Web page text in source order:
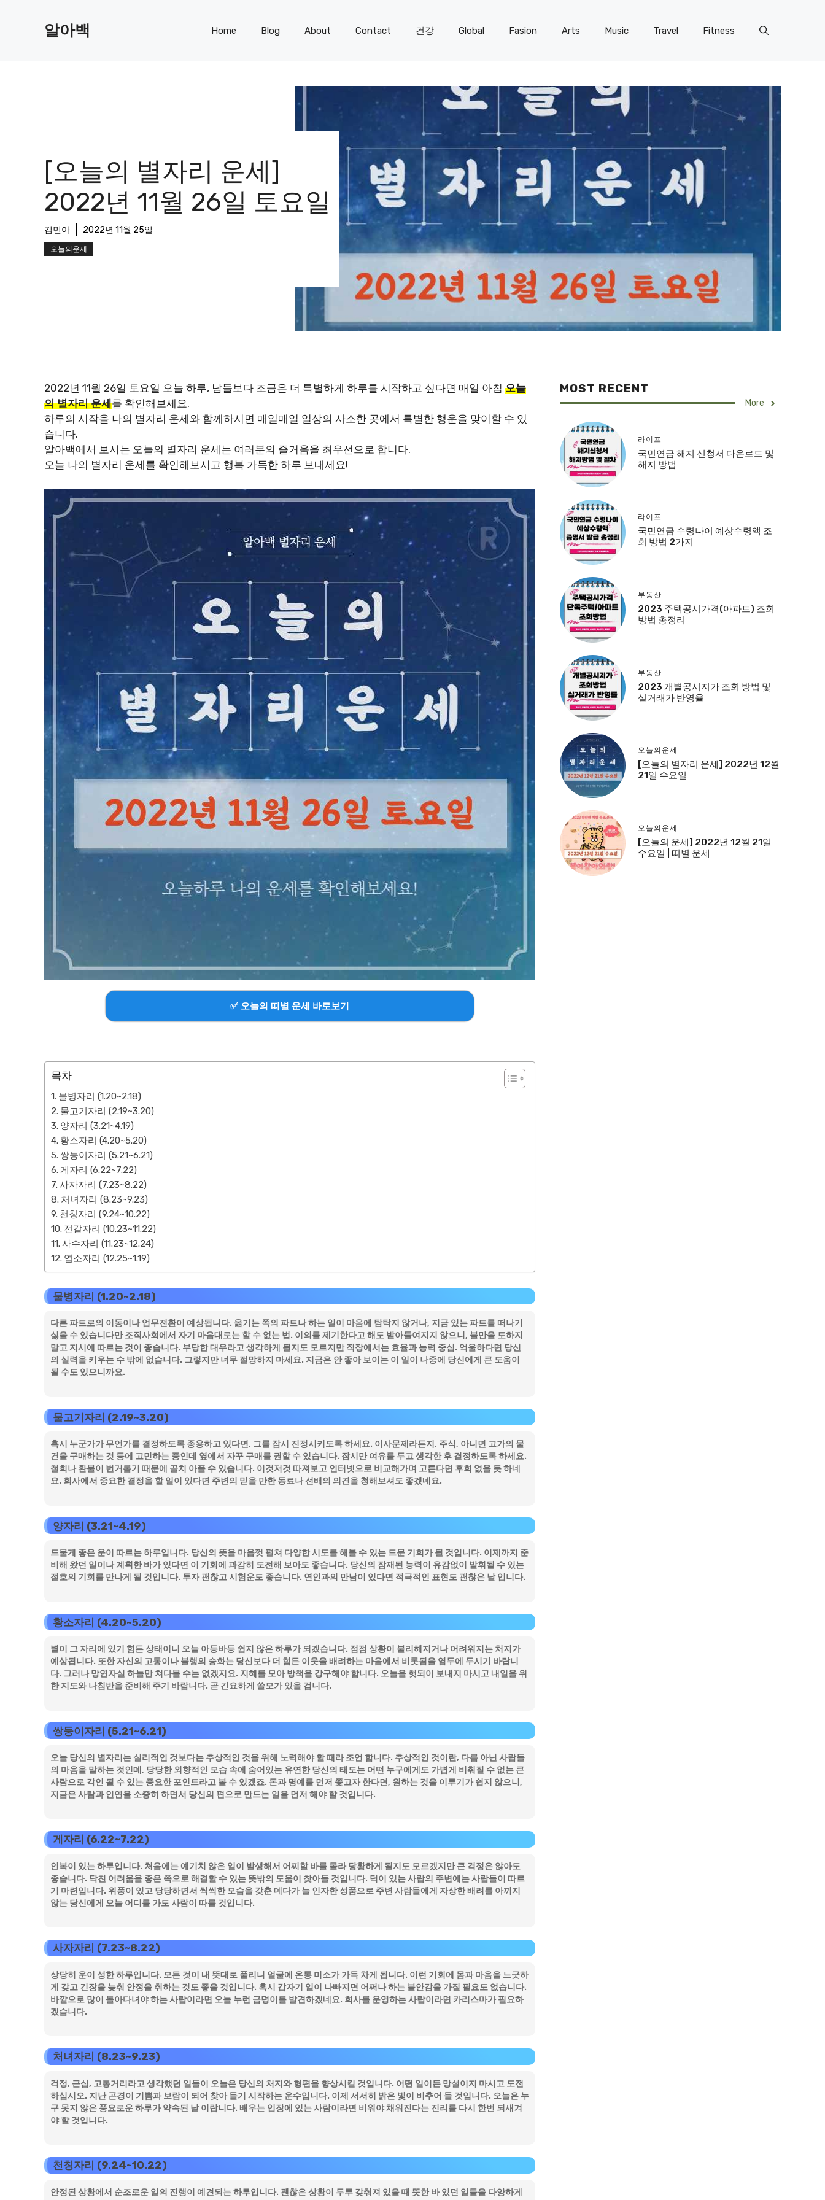
알아백 Home Blog About Contact 건강 Global Fasion Arts Music Travel Fitness
[오늘의 별자리 운세]
2022년 11월 26일 토요일
김민아 2022년 11월 25일
오늘의운세
2022년 11월 26일 토요일 오늘 하루, 남들보다 조금은 더 특별하게 하루를 시작하고 싶다면 매일 아침 오늘
의 별자리 운세를 확인해보세요.
하루의 시작을 나의 별자리 운세와 함께하시면 매일매일 일상의 사소한 곳에서 특별한 행운을 맞이할 수 있
습니다.
알아백에서 보시는 오늘의 별자리 운세는 여러분의 즐거움을 최우선으로 합니다.
오늘 나의 별자리 운세를 확인해보시고 행복 가득한 하루 보내세요!
✅ 오늘의 띠별 운세 바로보기
목차
물병자리 (1.20~2.18)
물고기자리 (2.19~3.20)
양자리 (3.21~4.19)
황소자리 (4.20~5.20)
쌍둥이자리 (5.21~6.21)
게자리 (6.22~7.22)
사자자리 (7.23~8.22)
처녀자리 (8.23~9.23)
천칭자리 (9.24~10.22)
전갈자리 (10.23~11.22)
사수자리 (11.23~12.24)
염소자리 (12.25~1.19)
물병자리 (1.20~2.18)
다른 파트로의 이동이나 업무전환이 예상됩니다. 옮기는 쪽의 파트나 하는 일이 마음에 탐탁지 않거나, 지금 있는 파트를 떠나기
싫을 수 있습니다만 조직사회에서 자기 마음대로는 할 수 없는 법. 이의를 제기한다고 해도 받아들여지지 않으니, 불만을 토하지
말고 지시에 따르는 것이 좋습니다. 부당한 대우라고 생각하게 될지도 모르지만 직장에서는 효율과 능력 중심. 억울하다면 당신
의 실력을 키우는 수 밖에 없습니다. 그렇지만 너무 절망하지 마세요. 지금은 안 좋아 보이는 이 일이 나중에 당신에게 큰 도움이
될 수도 있으니까요.
물고기자리 (2.19~3.20)
혹시 누군가가 무언가를 결정하도록 종용하고 있다면, 그를 잠시 진정시키도록 하세요. 이사문제라든지, 주식, 아니면 고가의 물
건을 구매하는 것 등에 고민하는 중인데 옆에서 자꾸 구매를 권할 수 있습니다. 잠시만 여유를 두고 생각한 후 결정하도록 하세요.
철회나 환불이 번거롭기 때문에 골치 아플 수 있습니다. 이것저것 따져보고 인터넷으로 비교해가며 고른다면 후회 없을 듯 하네
요. 회사에서 중요한 결정을 할 일이 있다면 주변의 믿을 만한 동료나 선배의 의견을 청해보셔도 좋겠네요.
양자리 (3.21~4.19)
드물게 좋은 운이 따르는 하루입니다. 당신의 뜻을 마음껏 펼쳐 다양한 시도를 해볼 수 있는 드문 기회가 될 것입니다. 이제까지 준
비해 왔던 일이나 계획한 바가 있다면 이 기회에 과감히 도전해 보아도 좋습니다. 당신의 잠재된 능력이 유감없이 발휘될 수 있는
절호의 기회를 만나게 될 것입니다. 투자 괜찮고 시험운도 좋습니다. 연인과의 만남이 있다면 적극적인 표현도 괜찮은 날 입니다.
황소자리 (4.20~5.20)
별이 그 자리에 있기 힘든 상태이니 오늘 아등바등 쉽지 않은 하루가 되겠습니다. 점점 상황이 불리해지거나 어려워지는 처지가
예상됩니다. 또한 자신의 고통이나 불행의 승화는 당신보다 더 힘든 이웃을 배려하는 마음에서 비롯됨을 염두에 두시기 바랍니
다. 그러나 망연자실 하늘만 쳐다볼 수는 없겠지요. 지혜를 모아 방책을 강구해야 합니다. 오늘을 헛되이 보내지 마시고 내일을 위
한 지도와 나침반을 준비해 주기 바랍니다. 곧 긴요하게 쓸모가 있을 겁니다.
쌍둥이자리 (5.21~6.21)
오늘 당신의 별자리는 실리적인 것보다는 추상적인 것을 위해 노력해야 할 때라 조언 합니다. 추상적인 것이란, 다름 아닌 사람들
의 마음을 말하는 것인데, 당당한 외향적인 모습 속에 숨어있는 유연한 당신의 태도는 어떤 누구에게도 가볍게 비춰질 수 없는 큰
사람으로 각인 될 수 있는 중요한 포인트라고 볼 수 있겠죠. 돈과 명예를 먼저 쫓고자 한다면, 원하는 것을 이루기가 쉽지 않으니,
지금은 사람과 인연을 소중히 하면서 당신의 편으로 만드는 일을 먼저 해야 할 것입니다.
게자리 (6.22~7.22)
인복이 있는 하루입니다. 처음에는 예기치 않은 일이 발생해서 어찌할 바를 몰라 당황하게 될지도 모르겠지만 큰 걱정은 않아도
좋습니다. 닥친 어려움을 좋은 쪽으로 해결할 수 있는 뜻밖의 도움이 찾아들 것입니다. 덕이 있는 사람의 주변에는 사람들이 따르
기 마련입니다. 위풍이 있고 당당하면서 씩씩한 모습을 갖춘 데다가 늘 인자한 성품으로 주변 사람들에게 자상한 배려를 아끼지
않는 당신에게 오늘 어디를 가도 사람이 따를 것입니다.
사자자리 (7.23~8.22)
상당히 운이 성한 하루입니다. 모든 것이 내 뜻대로 풀리니 얼굴에 온통 미소가 가득 차게 됩니다. 이런 기회에 몸과 마음을 느긋하
게 갖고 긴장을 늦춰 안정을 취하는 것도 좋을 것입니다. 혹시 갑자기 일이 나빠지면 어쩌나 하는 불안감을 가질 필요도 없습니다.
바깥으로 많이 돌아다녀야 하는 사람이라면 오늘 누런 금덩이를 발견하겠네요. 회사를 운영하는 사람이라면 카리스마가 필요하
겠습니다.
처녀자리 (8.23~9.23)
걱정, 근심, 고통거리라고 생각했던 일들이 오늘은 당신의 처지와 형편을 향상시킬 것입니다. 어떤 일이든 망설이지 마시고 도전
하십시오. 지난 곤경이 기쁨과 보람이 되어 찾아 들기 시작하는 운수입니다. 이제 서서히 밝은 빛이 비추어 들 것입니다. 오늘은 누
구 못지 않은 풍요로운 하루가 약속된 날 이랍니다. 배우는 입장에 있는 사람이라면 비워야 채워진다는 진리를 다시 한번 되새겨
야 할 것입니다.
천칭자리 (9.24~10.22)
안정된 상황에서 순조로운 일의 진행이 예견되는 하루입니다. 괜찮은 상황이 두루 갖춰져 있을 때 뜻한 바 있던 일들을 다양하게
MOST RECENT
More
라이프
국민연금 해지 신청서 다운로드 및
해지 방법
라이프
국민연금 수령나이 예상수령액 조
회 방법 2가지
부동산
2023 주택공시가격(아파트) 조회
방법 총정리
부동산
2023 개별공시지가 조회 방법 및
실거래가 반영율
오늘의운세
[오늘의 별자리 운세] 2022년 12월
21일 수요일
오늘의운세
[오늘의 운세] 2022년 12월 21일
수요일 | 띠별 운세